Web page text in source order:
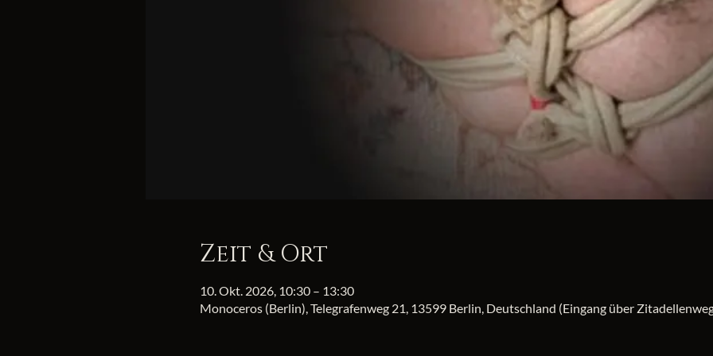
Zeit & Ort
10. Okt. 2026, 10:30 – 13:30
Monoceros (Berlin), Telegrafenweg 21, 13599 Berlin, Deutschland (Eingang über